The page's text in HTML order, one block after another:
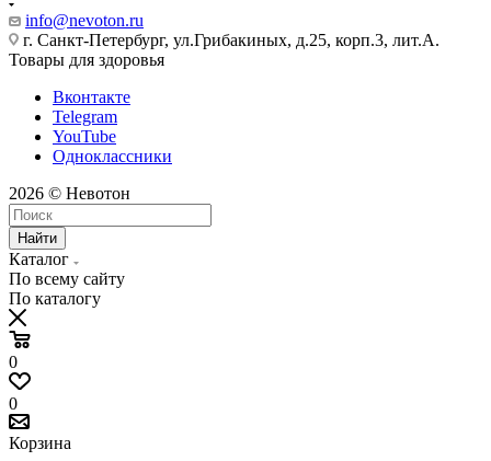
info@nevoton.ru
г. Санкт-Петербург, ул.Грибакиных, д.25, корп.3, лит.А.
Товары для здоровья
Вконтакте
Telegram
YouTube
Одноклассники
2026 © Невотон
Найти
Каталог
По всему сайту
По каталогу
0
0
Корзина